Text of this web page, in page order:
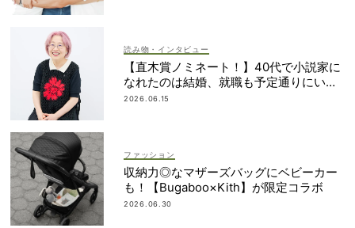
読み物・インタビュー
【直木賞ノミネート！】40代で小説家に
なれたのは結婚、就職も予定通りにいか
なかったから｜朝倉かすみさん
2026.06.15
ファッション
収納力◎なマザーズバッグにベビーカー
も！【Bugaboo×Kith】が限定コラボ
2026.06.30